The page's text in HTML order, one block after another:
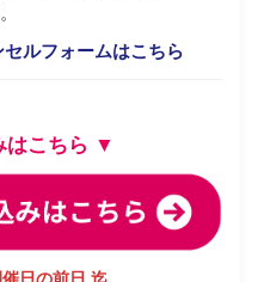
ルフォームはこちら
はこちら ▼